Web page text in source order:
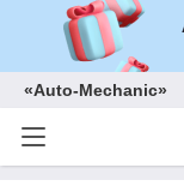
«Auto-Mechanic»